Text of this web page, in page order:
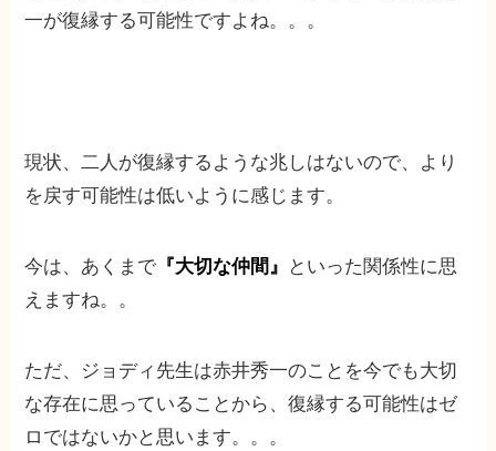
一が復縁する可能性ですよね。。。
現状、二人が復縁するような兆しはないので、より
を戻す可能性は低いように感じます。
今は、あくまで 『大切な仲間』
といった関係性に思
えますね。。
ただ、ジョディ先生は赤井秀一のことを今でも大切
な存在に思っていることから、復縁する可能性はゼ
ロではないかと思います。。。